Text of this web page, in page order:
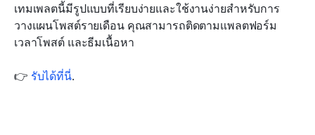
เทมเพลตนี้มีรูปแบบที่เรียบง่ายและใช้งานง่ายสำหรับการ
วางแผนโพสต์รายเดือน คุณสามารถติดตามแพลตฟอร์ม
เวลาโพสต์ และธีมเนื้อหา
👉 รับได้ที่นี่.